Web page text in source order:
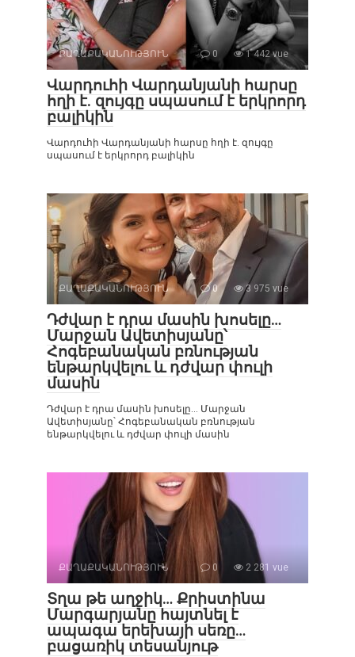
ՔԱՂԱՔԱԿԱՆՈՒԹՅՈՒՆ 0 1 442 vue
Վարդուհի Վարդանյանի հարսը
հղի է. զույգը սպասում է երկրորդ
բալիկին
Վարդուհի Վարդանյանի հարսը հղի է. զույգը
սպասում է երկրորդ բալիկին
ՔԱՂԱՔԱԿԱՆՈՒԹՅՈՒՆ 0 3 975 vue
Դժվար է դրա մասին խոսելը…
Մարջան Ավետիսյանը՝
Հոգեբանական բռնության
ենթարկվելու և դժվար փուլի
մասին
Դժվար է դրա մասին խոսելը… Մարջան
Ավետիսյանը՝ Հոգեբանական բռնության
ենթարկվելու և դժվար փուլի մասին
ՔԱՂԱՔԱԿԱՆՈՒԹՅՈՒՆ 0 2 281 vue
Տղա թե աղջիկ… Քրիստինա
Մարգարյանը հայտնել է
ապագա երեխայի սեռը…
բացառիկ տեսանյութ